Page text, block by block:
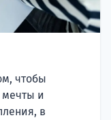
чтобы
мечты и
в